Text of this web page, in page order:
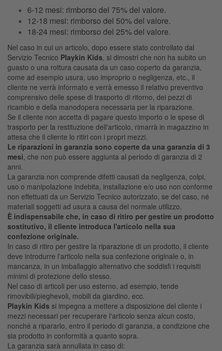
6-12 mesi: rimborso del 75% del valore.
12-18 mesi: rimborso del 50% del valore.
18-24 mesi: rimborso del 25% del valore.
Nel caso in cui un articolo, dopo essere stato controllato dal
Servizio Tecnico Playkin Kids, si dimostri che non ha subito un
guasto o una rottura causata da un caso coperto da garanzia,
come ad esempio usura, uso improprio o negligenza, etc., il
cliente ne verrà informato e verrà emesso il relativo preventivo
comprensivo delle spese di trasporto di ritorno, dei pezzi di
ricambio e della manodopera necessaria per la riparazione.
Se il cliente non accetta di pagare questo importo o le spese di
trasporto per la restituzione dell'articolo, rimarrà in magazzino in
attesa che il cliente lo ritiri con i propri mezzi.
Le riparazioni in garanzia sono coperte da una garanzia di 3
mesi, che non può essere aggiunta al periodo di garanzia di 2
anni.
La garanzia non comprende difetti causati da negligenza, colpi,
uso o manipolazione indebita, installazione e/o uso non conforme
non effettuati da un Servizio Tecnico autorizzato, se del caso, né
materiali soggetti ad usura a causa del normale utilizzo.
È indispensabile che, in caso di ritiro per gestire un prodotto
sostitutivo, il cliente introduca l'articolo nella sua
confezione originale.
In caso di ritiro per gestire la riparazione di un prodotto, il cliente
deve introdurre l'articolo nella sua confezione originale o, in
mancanza, in un imballaggio alternativo che soddisfi i requisiti
minimi di protezione dello stesso.
Nel caso di articoli per uso esterno, ad esempio, tende
rimovibili/pieghevoli, mobili da giardino, ecc.
Playkin Kids si impegna a mettere a disposizione del cliente i
mezzi necessari per recuperare l'articolo senza alcun costo,
nonché a ripararlo, entro il periodo di garanzia, a condizione che
sia prodotto in conformità a quanto sopra.
La garanzia sarà annullata in caso di: